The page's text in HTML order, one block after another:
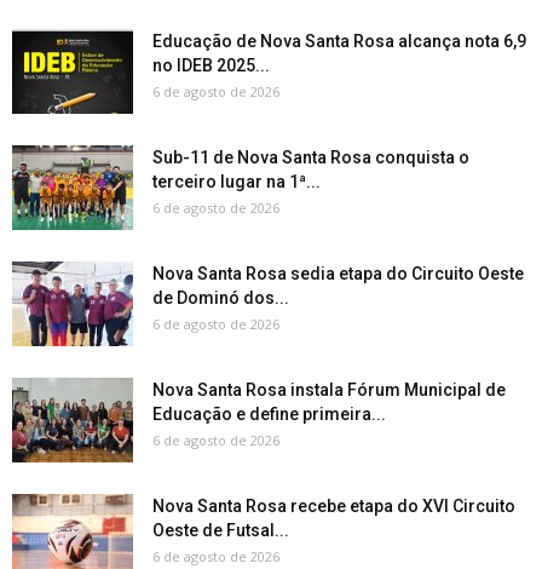
Educação de Nova Santa Rosa alcança nota 6,9
no IDEB 2025...
6 de agosto de 2026
Sub-11 de Nova Santa Rosa conquista o
terceiro lugar na 1ª...
6 de agosto de 2026
Nova Santa Rosa sedia etapa do Circuito Oeste
de Dominó dos...
6 de agosto de 2026
Nova Santa Rosa instala Fórum Municipal de
Educação e define primeira...
6 de agosto de 2026
Nova Santa Rosa recebe etapa do XVI Circuito
Oeste de Futsal...
6 de agosto de 2026